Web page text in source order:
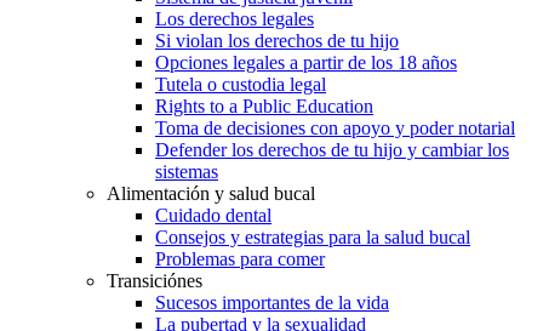
Los derechos legales
Si violan los derechos de tu hijo
Opciones legales a partir de los 18 años
Tutela o custodia legal
Rights to a Public Education
Toma de decisiones con apoyo y poder notarial
Defender los derechos de tu hijo y cambiar los
sistemas
Alimentación y salud bucal
Cuidado dental
Consejos y estrategias para la salud bucal
Problemas para comer
Transiciónes
Sucesos importantes de la vida
La pubertad y la sexualidad